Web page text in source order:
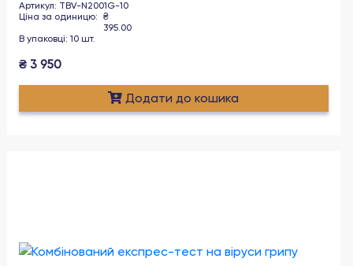
Артикул: TBV-N2001G-10
Ціна за одиницю: ₴
395.00
В упаковці: 10 шт.
₴ 3 950
Додати до кошика